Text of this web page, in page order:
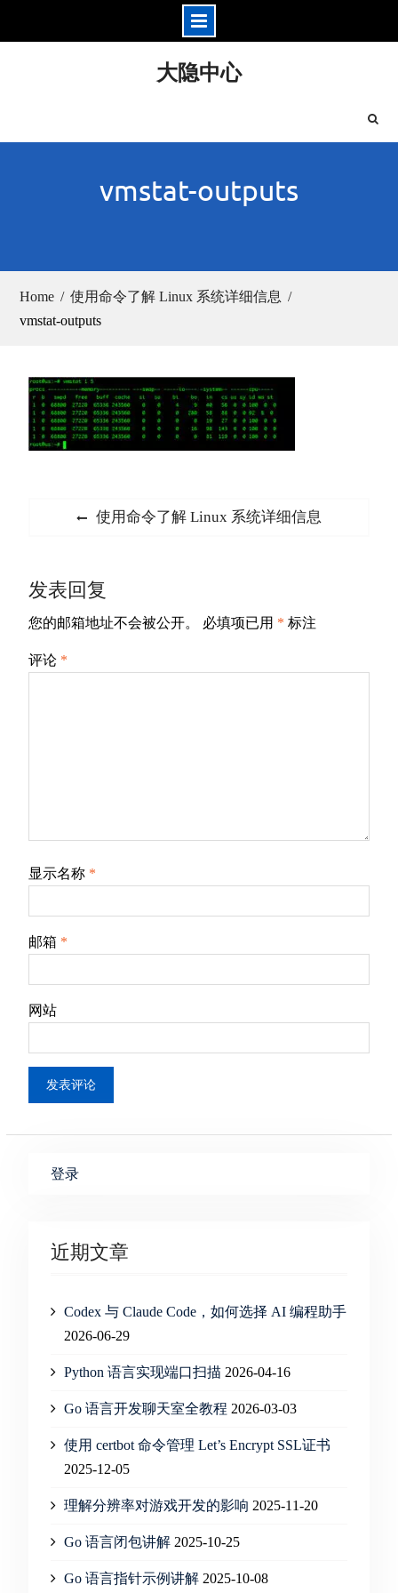
大隐中心
vmstat-outputs
Home
使用命令了解 Linux 系统详细信息
vmstat-outputs
航
Previous
使用命令了解 Linux 系统详细信息
发表回复
您的邮箱地址不会被公开。 必填项已用 * 标注
评论 *
显示名称 *
邮箱 *
网站
登录
近期文章
Codex 与 Claude Code，如何选择 AI 编程助手
2026-06-29
Python 语言实现端口扫描 2026-04-16
Go 语言开发聊天室全教程 2026-03-03
使用 certbot 命令管理 Let’s Encrypt SSL证书
2025-12-05
理解分辨率对游戏开发的影响 2025-11-20
Go 语言闭包讲解 2025-10-25
Go 语言指针示例讲解 2025-10-08